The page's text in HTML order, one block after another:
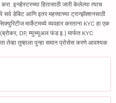
इन्व्हेस्टरच्या हितासाठी जारी केलेल्या त्याच
डेबिट आणि इतर महत्त्वाच्या ट्रान्झॅक्शनसाठी
मार्केटमध्ये व्यवहार करताना KYC हा एक
DP, म्युच्युअल फंड इ.) मार्फत KYC
तेव्हा तुम्हाला पुन्हा समान प्रोसेस करणे आवश्यक